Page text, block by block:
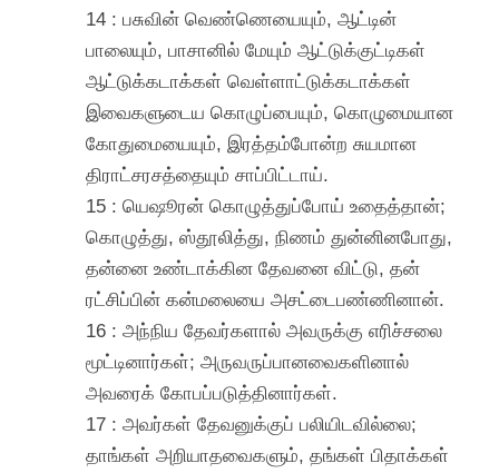
14 : பசுவின் வெண்ணெயையும், ஆட்டின்
பாலையும், பாசானில் மேயும் ஆட்டுக்குட்டிகள்
ஆட்டுக்கடாக்கள் வெள்ளாட்டுக்கடாக்கள்
இவைகளுடைய கொழுப்பையும், கொழுமையான
கோதுமையையும், இரத்தம்போன்ற சுயமான
திராட்சரசத்தையும் சாப்பிட்டாய்.
15 : யெஷூரன் கொழுத்துப்போய் உதைத்தான்;
கொழுத்து, ஸ்தூலித்து, நிணம் துன்னினபோது,
தன்னை உண்டாக்கின தேவனை விட்டு, தன்
ரட்சிப்பின் கன்மலையை அசட்டைபண்ணினான்.
16 : அந்நிய தேவர்களால் அவருக்கு எரிச்சலை
மூட்டினார்கள்; அருவருப்பானவைகளினால்
அவரைக் கோபப்படுத்தினார்கள்.
17 : அவர்கள் தேவனுக்குப் பலியிடவில்லை;
தாங்கள் அறியாதவைகளும், தங்கள் பிதாக்கள்